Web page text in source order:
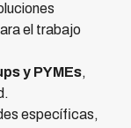
el trabajo
y PYMEs,
específicas,